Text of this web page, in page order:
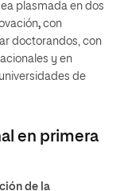
plasmada en dos
, con
doctorandos, con
y en
de
en primera
de la